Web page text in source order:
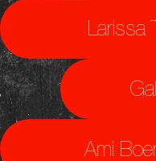
Larissa
Ami